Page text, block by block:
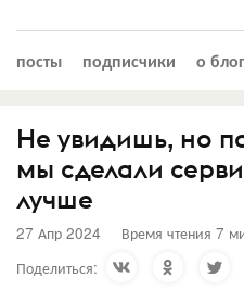
посты подписчики о
Не увидишь, но
мы сделали
лучше
27 Апр 2024 Время чтения 7
Поделиться: